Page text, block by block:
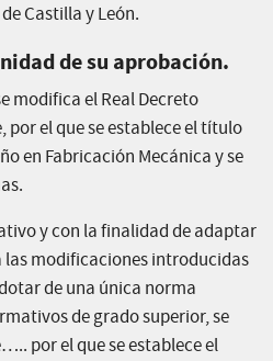
Castilla y León.
de su aprobación.
modifica el Real Decreto
por el que se establece el título
en Fabricación Mecánica y se
y con la finalidad de adaptar
modificaciones introducidas
de una única norma
de grado superior, se
por el que se establece el